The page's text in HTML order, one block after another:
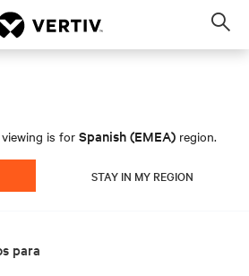
is for Spanish (EMEA) region.
STAY IN MY REGION
para